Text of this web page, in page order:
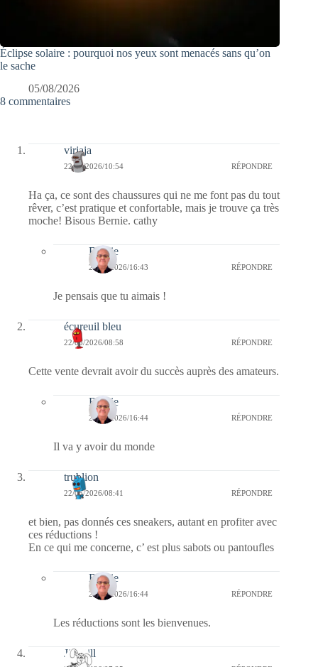
Éclipse solaire : pourquoi nos yeux sont menacés sans qu’on
le sache
05/08/2026
8 commentaires
virjaja
22/05/2026/10:54 RÉPONDRE
Ha ça, ce sont des chaussures qui ne me font pas du tout
rêver, c’est pratique et confortable, mais je trouve ça très
moche! Bisous Bernie. cathy
Bernie
23/05/2026/16:43 RÉPONDRE
Je pensais que tu aimais !
écureuil bleu
22/05/2026/08:58 RÉPONDRE
Cette vente devrait avoir du succès auprès des amateurs.
Bernie
23/05/2026/16:44 RÉPONDRE
Il va y avoir du monde
trublion
22/05/2026/08:41 RÉPONDRE
et bien, pas donnés ces sneakers, autant en profiter avec
ces réductions !
En ce qui me concerne, c’ est plus sabots ou pantoufles
Bernie
23/05/2026/16:44 RÉPONDRE
Les réductions sont les bienvenues.
Jill Bill